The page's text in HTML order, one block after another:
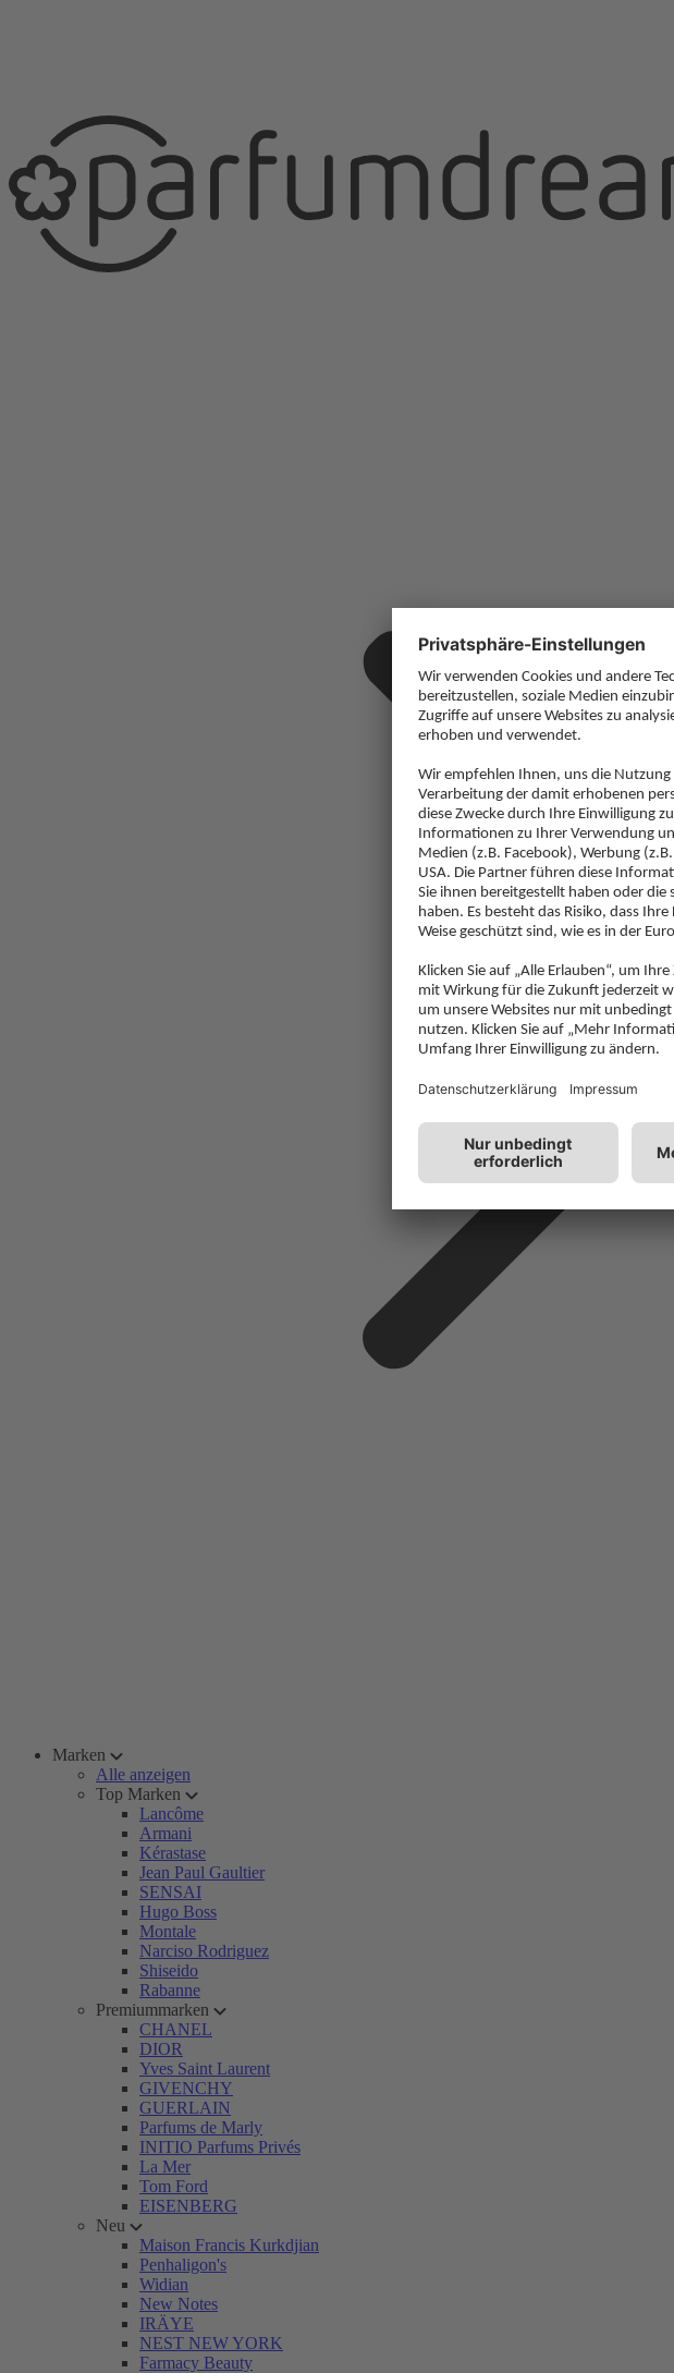
Marken
Alle anzeigen
Top Marken
Lancôme
Armani
Kérastase
Jean Paul Gaultier
SENSAI
Hugo Boss
Montale
Narciso Rodriguez
Shiseido
Rabanne
Premiummarken
CHANEL
DIOR
Yves Saint Laurent
GIVENCHY
GUERLAIN
Parfums de Marly
INITIO Parfums Privés
La Mer
Tom Ford
EISENBERG
Neu
Maison Francis Kurkdjian
Penhaligon's
Widian
New Notes
IRÄYE
NEST NEW YORK
Farmacy Beauty